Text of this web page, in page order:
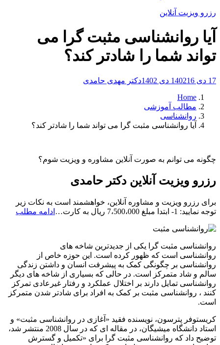
رزرو ویزیت آنلاین
آیا روانشناسی مثبت گرا می
تواند شما را شادتر کند؟
17 دی 1402 16 دی 1402
دکتر مهدی حامدی
Home
مطالب آموزشی
روانشناسی
آیا روانشناسی مثبت گرا می تواند شما را شادتر کند؟
چگونه می توانم به صورت آنلاین مشاوره و ویزیت شوم؟
رزرو ویزیت آنلاین دکتر حامدی
برای رزرو ویزیت و مشاوره آنلاین، خواهشمند است به نکات زیر
توجه نمایید: 1- ابتدا مبلغ 7،500،000 ریال به کارت…
ادامه مطلب
روانشناسی مثبت گرا یکی از جدیدترین شاخه های
روانشناسی است که ظهور کرده است. این حوزه خاص از
روانشناسی بر چگونگی کمک به پیشرفت انسان و داشتن زندگی
سالم و شاد متمرکز است. در حالی که بسیاری از شاخه های دیگر
روانشناسی تمایل دارند بر اختلال عملکرد و رفتار غیرعادی تمرکز
کنند ، روانشناسی مثبت بر کمک به افراد برای شادتر شدن متمرکز
است.
کریستوفر پترسون، نویسنده فقید «آغازی در روانشناسی مثبت» و
استاد دانشگاه میشیگان، در مقاله ای که در سال 2008 منتشر شد،
توضیح داد که روانشناسی مثبت گرا برای «تکمیل و گسترش